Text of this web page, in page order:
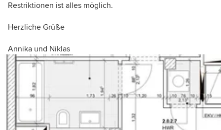
Restriktionen ist alles möglich.
Herzliche Grüße
Annika und Niklas